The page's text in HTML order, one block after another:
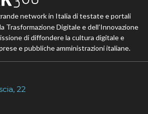
network in Italia di testate e portali
Trasformazione Digitale e dell’Innovazione
di diffondere la cultura digitale e
e pubbliche amministrazioni italiane.
22